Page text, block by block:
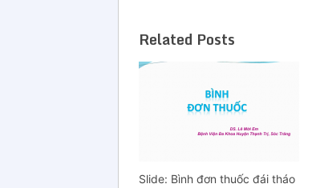
Related Posts
Slide: Bình đơn thuốc đái tháo